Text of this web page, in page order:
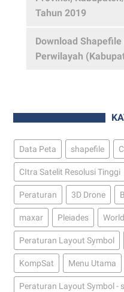
Tahun 2019
Download
Perwilayah
Data Peta shapefile
CItra Satelit Resolusi Tinggi
Peraturan 3D Drone
maxar Pleiades
Peraturan Layout Symbol
KompSat Menu Utama
Peraturan Layout Symbol -